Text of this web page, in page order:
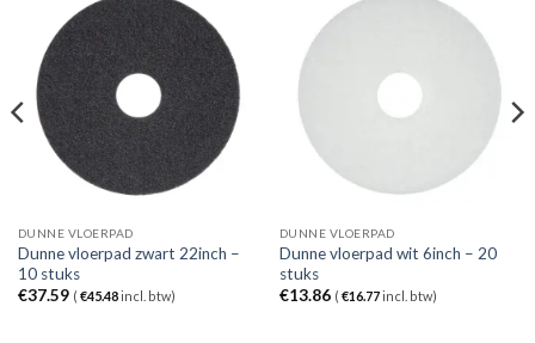
DUNNE VLOERPAD
Dunne vloerpad zwart 22inch –
10 stuks
€37.59 ( €45.48incl. btw)
DUNNE VLOERPAD
Dunne vloerpad wit 6inch – 20
stuks
€13.86 ( €16.77incl. btw)